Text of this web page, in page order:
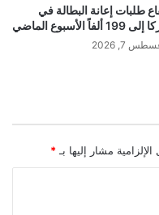
طلبات إعانة البطالة في
ألفاً الأسبوع الماضي
7, 2026
مشار إليها بـ *